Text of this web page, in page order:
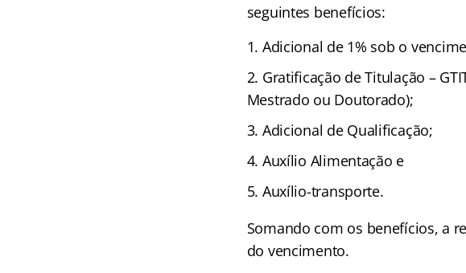
seguintes benefícios:
Adicional de 1% sob o
Gratificação de Titulação –
Mestrado ou Doutorado);
Adicional de Qualificação;
Auxílio Alimentação e
Auxílio-transporte.
Somando com os benefícios, a
do vencimento.